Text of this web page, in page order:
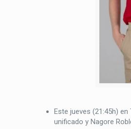
Este jueves (21:45h)
unificado y Nagore